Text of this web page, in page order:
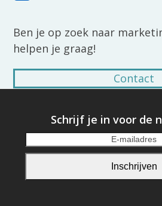
Ben je op zoek naar
helpen je graag!
Contact
Schrijf je in voor de
mailadres
Inschrijven